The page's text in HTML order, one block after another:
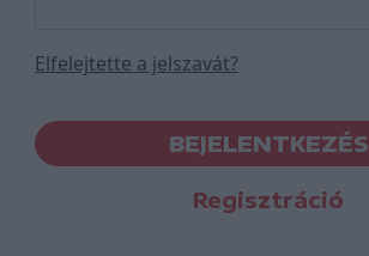
Elfelejtette a jelszavát?
BEJELENTKEZÉS
Regisztráció